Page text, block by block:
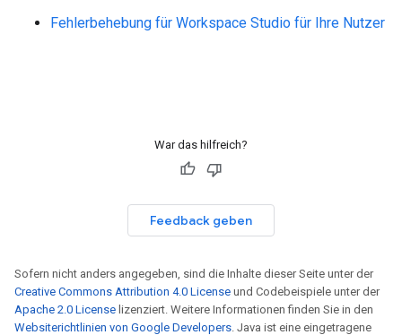
Fehlerbehebung für Workspace Studio für Ihre Nutzer
War das hilfreich?
Feedback geben
Sofern nicht anders angegeben, sind die Inhalte dieser Seite unter der
Creative Commons Attribution 4.0 License und Codebeispiele unter der
Apache 2.0 License lizenziert. Weitere Informationen finden Sie in den
Websiterichtlinien von Google Developers. Java ist eine eingetragene